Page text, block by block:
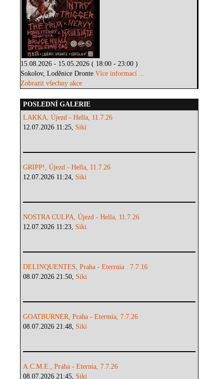
15.08.2026 - 15.05.2026 ( 18:00 - 23:00 )
Sokolov, Loděnice DronteVíce informací ...
Zobrazit všechny akce
POSLEDNÍ GALERIE
LAKKA, Újezd - Hella, 11.7.26
12.07.2026 11:25, Siki
GRIPP!, Újezd - Hella, 11.7.26
12.07.2026 11:24, Siki
NOSTRA CULPA, Újezd - Hella, 11.7.26
12.07.2026 11:23, Siki
DELINQUENTES, Praha - Eterrnia . 7.7.16
08.07.2026 21:50, Siki
GOATBURNER, Praha - Etermia, 7.7.26
08.07.2026 21:48, Siki
A.C.M.E., Praha - Eternia, 7.7.26
08.07.2026 21:45, Siki